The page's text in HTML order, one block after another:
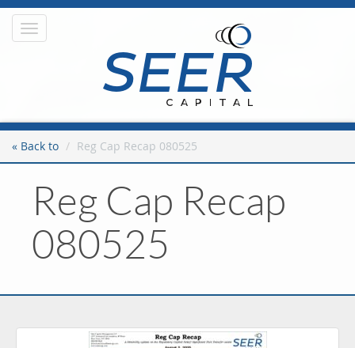
Toggle
« Back to Reg Cap Recap 080525
Reg Cap Recap
080525